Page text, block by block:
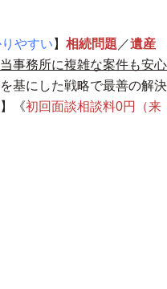
やすい 】 相続問題 ／遺産
事務所に複雑な案件も安心
基にした戦略で最善の解決
】《初回面談相談料0円（来